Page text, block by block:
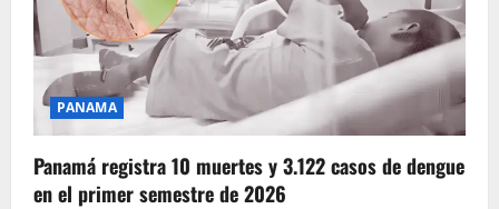
PANAMA
Panamá registra 10 muertes y 3.122 casos de dengue
en el primer semestre de 2026